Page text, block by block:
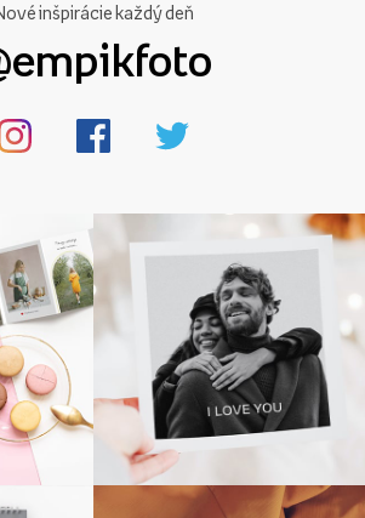
inšpirácie každý deň